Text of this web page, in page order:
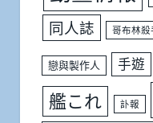
同人誌 哥布林殺
戀與製作人 手遊
艦これ 訃報